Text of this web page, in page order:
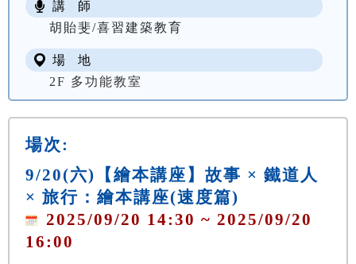
講 師
胡貽斐/喜習建築教育
場 地
2F 多功能教室
場次:
9/20(六)【繪本講座】故事 × 鐵道人
× 旅行：繪本講座(速度篇)
2025/09/20 14:30 ~ 2025/09/20
16:00